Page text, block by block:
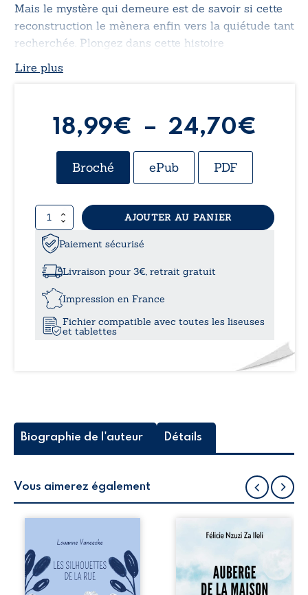
Mais le mystère qui demeure est de savoir si cette
reconstruction le mènera enfin vers la quiétude tant
recherchée. Plongez dans cette histoire
un nouvel épisode de sa quête passionnante vers
Lire plus
18,99€ – 24,70€
Broché ePub PDF
quantité
de
Hymne
vie…
Aux
morts
AJOUTER AU PANIER
Paiement sécurisé
Livraison pour 3€, retrait gratuit
Impression en France
Fichier compatible avec toutes les liseuses
et tablettes
Biographie de l'auteur Détails
Vous aimerez également
la rue donne la
parole à six
personnages
ordinaires,
traversés par des
Auberge de la
récit-témoignage
consacré au
parcours